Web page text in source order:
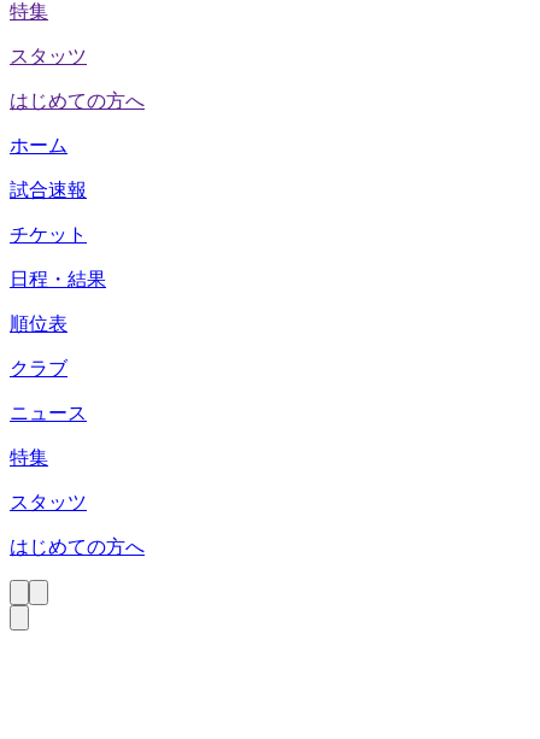
特集
スタッツ
はじめての方へ
ホーム
試合速報
チケット
日程・結果
順位表
クラブ
ニュース
特集
スタッツ
はじめての方へ